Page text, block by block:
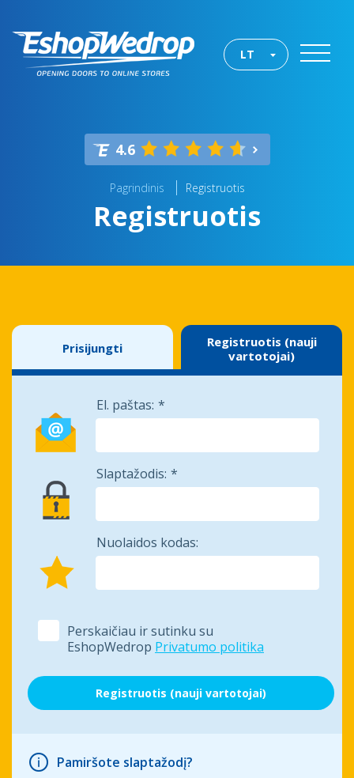
LT
4.6
Pagrindinis Registruotis
Registruotis
Prisijungti
Registruotis (nauji
vartotojai)
El. paštas:
Slaptažodis:
Nuolaidos kodas:
Perskaičiau ir sutinku su
EshopWedrop Privatumo politika
Pamiršote slaptažodį?